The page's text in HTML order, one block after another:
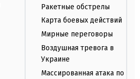
Ракетные обстрелы
Карта боевых действий
Мирные переговоры
Воздушная тревога в
Украине
Массированная атака по